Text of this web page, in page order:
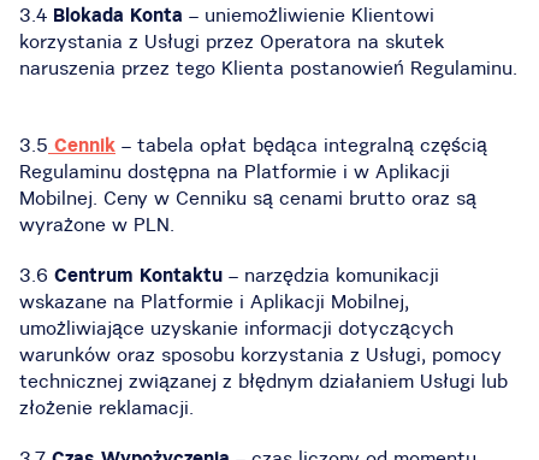
3.4 Blokada Konta – uniemożliwienie Klientowi
korzystania z Usługi przez Operatora na skutek
naruszenia przez tego Klienta postanowień Regulaminu.
3.5 Cennik – tabela opłat będąca integralną częścią
Regulaminu dostępna na Platformie i w Aplikacji
Mobilnej. Ceny w Cenniku są cenami brutto oraz są
wyrażone w PLN.
3.6 Centrum Kontaktu – narzędzia komunikacji
wskazane na Platformie i Aplikacji Mobilnej,
umożliwiające uzyskanie informacji dotyczących
warunków oraz sposobu korzystania z Usługi, pomocy
technicznej związanej z błędnym działaniem Usługi lub
złożenie reklamacji.